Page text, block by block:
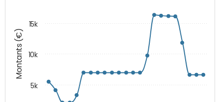
Montants (€)
5k
10k
15k